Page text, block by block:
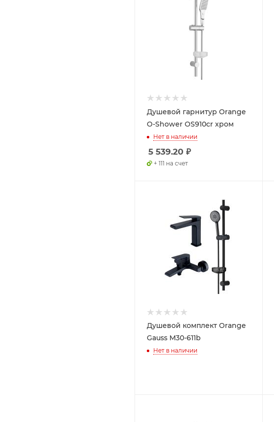
Душевой гарнитур Orange
O-Shower OS910cr хром
Нет в наличии
5 539.20 ₽
+ 111 на счет
Душевой комплект Orange
Gauss M30-611b
Нет в наличии